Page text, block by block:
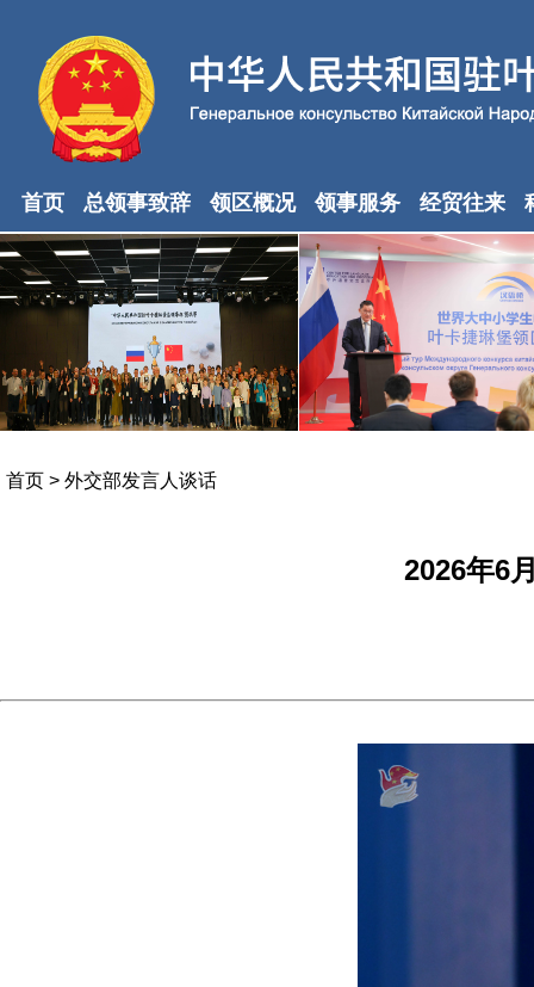
首页 总领事致辞 领区概况 领事服务 经贸往来
首页 > 外交部发言人谈话
2026年6